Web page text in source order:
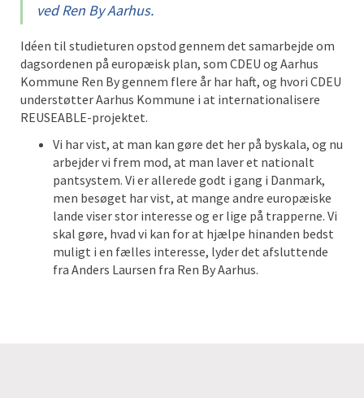
ved Ren By Aarhus.
Idéen til studieturen opstod gennem det samarbejde om
dagsordenen på europæisk plan, som CDEU og Aarhus
Kommune Ren By gennem flere år har haft, og hvori CDEU
understøtter Aarhus Kommune i at internationalisere
REUSEABLE-projektet.
Vi har vist, at man kan gøre det her på byskala, og nu
arbejder vi frem mod, at man laver et nationalt
pantsystem. Vi er allerede godt i gang i Danmark,
men besøget har vist, at mange andre europæiske
lande viser stor interesse og er lige på trapperne. Vi
skal gøre, hvad vi kan for at hjælpe hinanden bedst
muligt i en fælles interesse, lyder det afsluttende
fra Anders Laursen fra Ren By Aarhus.